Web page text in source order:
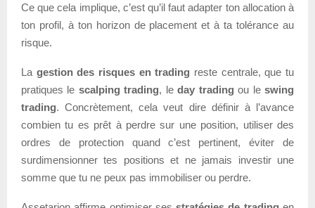
Ce que cela implique, c’est qu’il faut adapter ton allocation à
ton profil, à ton horizon de placement et à ta tolérance au
risque.
La gestion des risques en trading reste centrale, que tu
pratiques le scalping trading, leday trading ou leswing
trading. Concrètement, cela veut dire définir à l’avance
combien tu es prêt à perdre sur une position, utiliser des
ordres de protection quand c’est pertinent, éviter de
surdimensionner tes positions et ne jamais investir une
somme que tu ne peux pas immobiliser ou perdre.